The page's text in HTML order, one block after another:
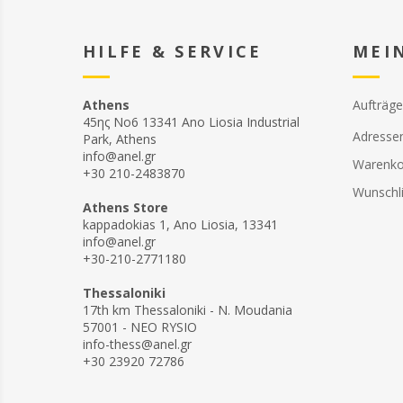
HILFE & SERVICE
Athens
45ης Νο6 13341 Ano Liosia Industrial
Park, Athens
info@anel.gr
+30 210-2483870
Athens Store
kappadokias 1, Ano Liosia, 13341
info@anel.gr
+30-210-2771180
Thessaloniki
17th km Thessaloniki - N. Moudania
57001 - NEO RYSIO
info-thess@anel.gr
+30 23920 72786
Aufträge